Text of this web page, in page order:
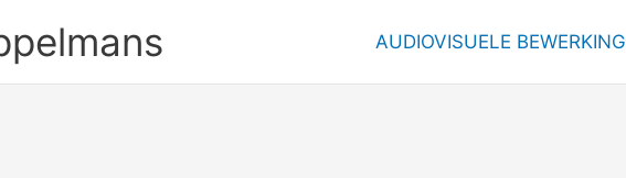
AUDIOVISUELE BEWERKING